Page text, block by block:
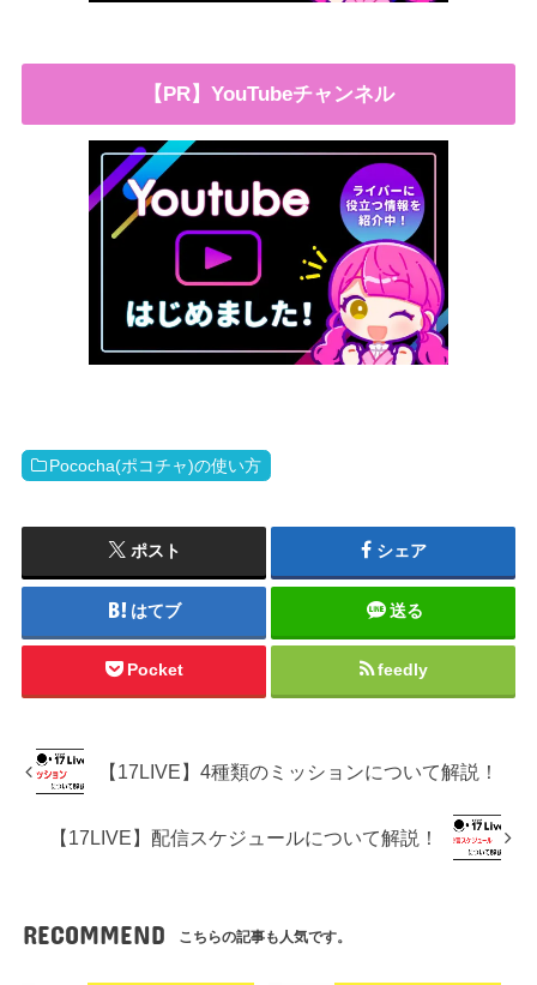
【PR】YouTubeチャンネル
Pococha(ポコチャ)の使い方
ポスト シェア
はてブ 送る
Pocket feedly
【17LIVE】4種類のミッションについて解説！
【17LIVE】配信スケジュールについて解説！
RECOMMEND こちらの記事も人気です。